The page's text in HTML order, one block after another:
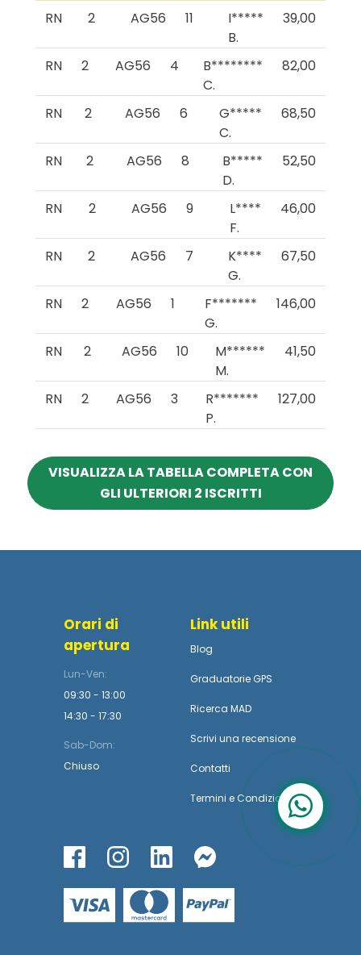
RN
2 AG56 11
I*****
B.
39,00
RN 2 AG56 4
B********
C.
82,00
RN 2 AG56 6
G*****
C.
68,50
RN 2 AG56 8
B*****
D.
52,50
RN 2 AG56 9
L****
F.
46,00
RN 2 AG56 7
K****
G.
67,50
RN 2 AG56 1
F*******
G.
146,00
RN 2 AG56 10
M******
M.
41,50
RN 2 AG56 3
R*******
P.
127,00
VISUALIZZA LA TABELLA COMPLETA CON
GLI ULTERIORI 2 ISCRITTI
Orari di
apertura
Lun-Ven:
09:30 - 13:00
14:30 - 17:30
Sab-Dom:
Chiuso
Link utili
Blog
Graduatorie GPS
Ricerca MAD
Scrivi una recensione
Contatti
Termini e Condizioni